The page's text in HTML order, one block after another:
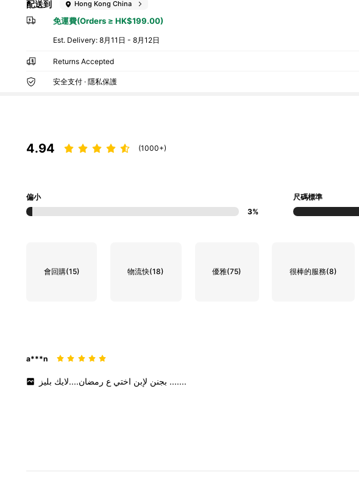
配送到 Hong Kong China
免運費(Orders ≥ HK$199.00)
​Est. Delivery:8月11日 - 8月12日
Returns Accepted
安全支付 · 隱私保護
4.94 (1000+)
偏小
3%
尺碼標準
會回購(15) 物流快(18) 優雅(75) 很棒的服務(8)
a***n
بجنن لإبن اختي ع رمضان....لايك .......